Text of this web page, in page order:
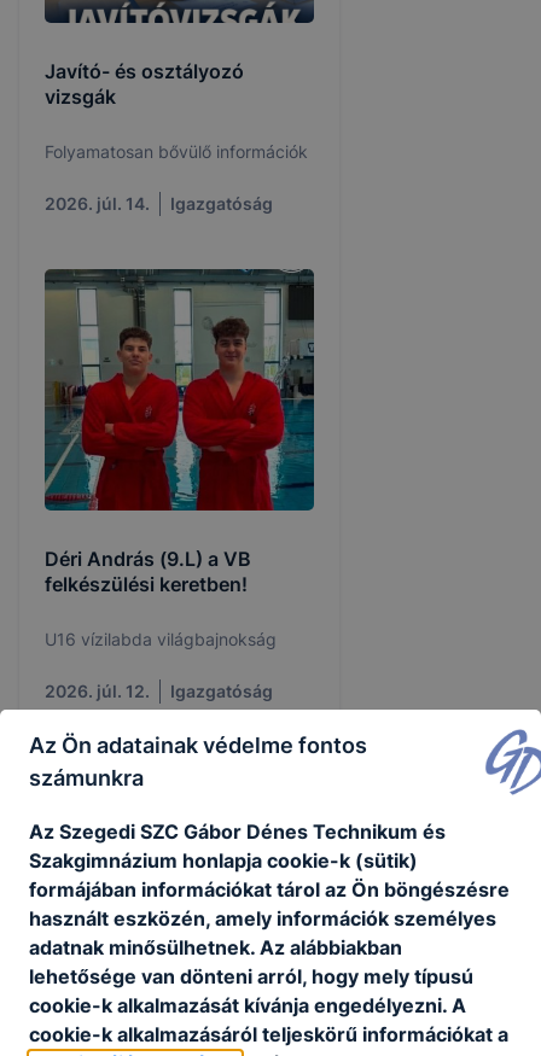
Javító- és osztályozó
vizsgák
Folyamatosan bővülő információk
2026. júl. 14. Igazgatóság
Déri András (9.L) a VB
felkészülési keretben!
U16 vízilabda világbajnokság
2026. júl. 12. Igazgatóság
Nyári ügyelet
Az Ön adatainak védelme fontos
számunkra
Az Szegedi SZC Gábor Dénes Technikum és
Szakgimnázium honlapja cookie-k (sütik)
formájában információkat tárol az Ön böngészésre
használt eszközén, amely információk személyes
adatnak minősülhetnek. Az alábbiakban
lehetősége van dönteni arról, hogy mely típusú
cookie-k alkalmazását kívánja engedélyezni. A
cookie-k alkalmazásáról teljeskörű információkat a